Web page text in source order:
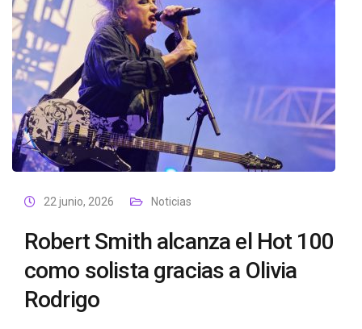
22 junio, 2026 Noticias
Robert Smith alcanza el Hot 100
como solista gracias a Olivia
Rodrigo